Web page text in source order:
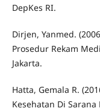
DepKes RI.
Dirjen, Yanmed.
Prosedur Rekam
Jakarta.
Hatta, Gemala R.
Kesehatan Di Sarana